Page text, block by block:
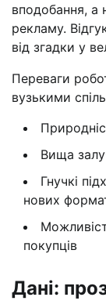
вподобання, а
рекламу.
від згадки у
Переваги
вузькими
Вища
Гнучкі
нових
покупців
Дані: